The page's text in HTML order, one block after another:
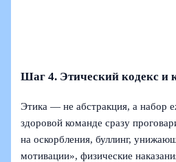
Шаг 4. Этический кодекс и
Этика — не абстракция, а набор
здоровой команде сразу
на оскорбления, буллинг,
мотивации», физические